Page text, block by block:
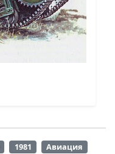
1981
Авиация